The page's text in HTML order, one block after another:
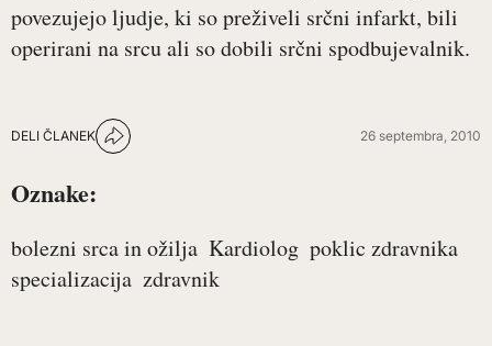
povezujejo ljudje, ki so preživeli srčni infarkt, bili
operirani na srcu ali so dobili srčni spodbujevalnik.
DELI ČLANEK 26 septembra, 2010
Oznake:
bolezni srca in ožilja Kardiolog poklic zdravnika
specializacija zdravnik